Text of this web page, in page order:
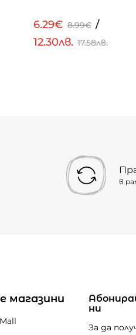
6.29€ 8.99€ /
12.30лв. 17.58лв.
в
магазини
ни
За да